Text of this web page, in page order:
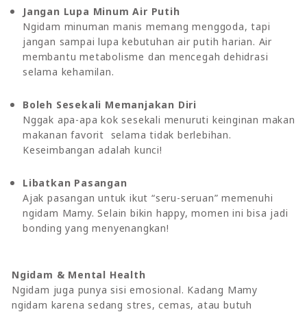
Jangan Lupa Minum Air Putih
Ngidam minuman manis memang menggoda, tapi
jangan sampai lupa kebutuhan air putih harian. Air
membantu metabolisme dan mencegah dehidrasi
selama kehamilan.
Boleh Sesekali Memanjakan Diri
Nggak apa-apa kok sesekali menuruti keinginan makan
makanan favorit selama tidak berlebihan.
Keseimbangan adalah kunci!
Libatkan Pasangan
Ajak pasangan untuk ikut “seru-seruan” memenuhi
ngidam Mamy. Selain bikin happy, momen ini bisa jadi
bonding yang menyenangkan!
Ngidam & Mental Health
Ngidam juga punya sisi emosional. Kadang Mamy
ngidam karena sedang stres, cemas, atau butuh